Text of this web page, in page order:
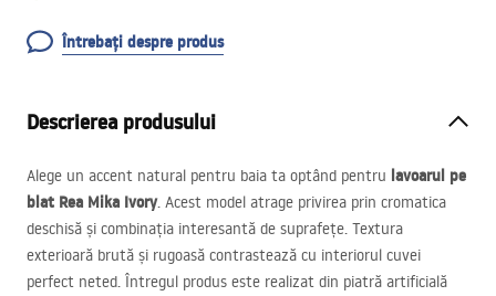
Întrebați despre produs
Descrierea produsului
Alege un accent natural pentru baia ta optând pentru lavoarul pe
blat Rea Mika Ivory. Acest model atrage privirea prin cromatica
deschisă și combinația interesantă de suprafețe. Textura
exterioară brută și rugoasă contrastează cu interiorul cuvei
perfect neted. Întregul produs este realizat din piatră artificială